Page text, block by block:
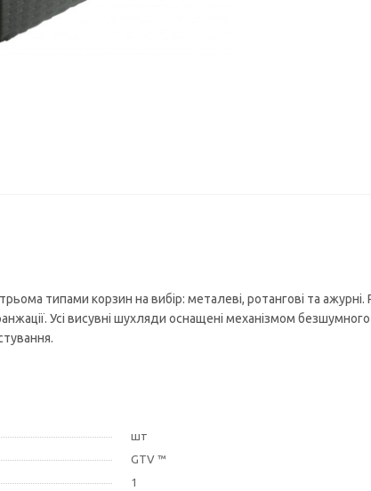
типами корзин на вибір: металеві, ротангові та ажурні.
Усі висувні шухляди оснащені механізмом
шт
GTV ™
1